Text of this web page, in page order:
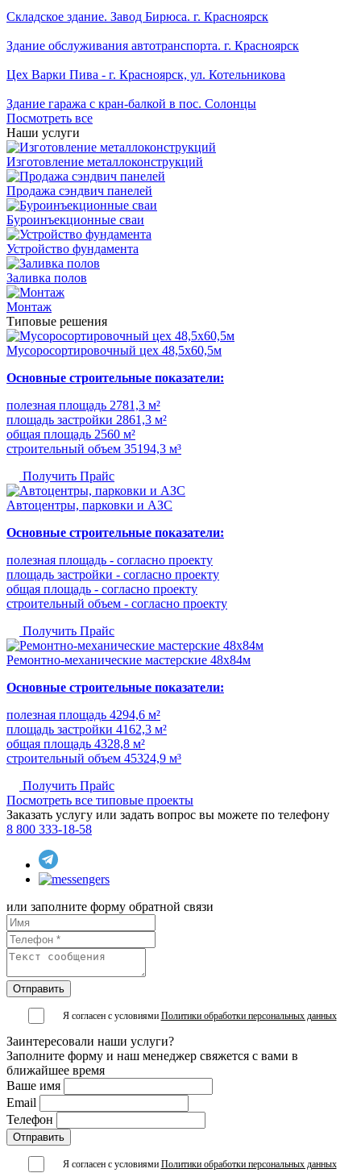
Складское здание. Завод Бирюса. г. Красноярск
Здание обслуживания автотранспорта. г. Красноярск
Цех Варки Пива - г. Красноярск, ул. Котельникова
Здание гаража с кран-балкой в пос. Солонцы
Посмотреть все
Наши услуги
Изготовление металлоконструкций
Продажа сэндвич панелей
Буроинъекционные сваи
Устройство фундамента
Заливка полов
Монтаж
Типовые решения
Мусоросортировочный цех 48,5x60,5м
Основные строительные показатели:
полезная площадь 2781,3 м²
площадь застройки 2861,3 м²
общая площадь 2560 м²
строительный объем 35194,3 м³
Получить Прайс
Автоцентры, парковки и АЗС
Основные строительные показатели:
полезная площадь - согласно проекту
площадь застройки - согласно проекту
общая площадь - согласно проекту
строительный объем - согласно проекту
Получить Прайс
Ремонтно-механические мастерские 48х84м
Основные строительные показатели:
полезная площадь 4294,6 м²
площадь застройки 4162,3 м²
общая площадь 4328,8 м²
строительный объем 45324,9 м³
Получить Прайс
Посмотреть все типовые проекты
Заказать услугу или задать вопрос вы можете по телефону
8 800 333-18-58
или заполните форму обратной связи
Я согласен с условиями Политики обработки персональных данных
Заинтересовали наши услуги?
Заполните форму и наш менеджер свяжется с вами в
ближайшее время
Ваше имя
Email
Телефон
Я согласен с условиями Политики обработки персональных данных